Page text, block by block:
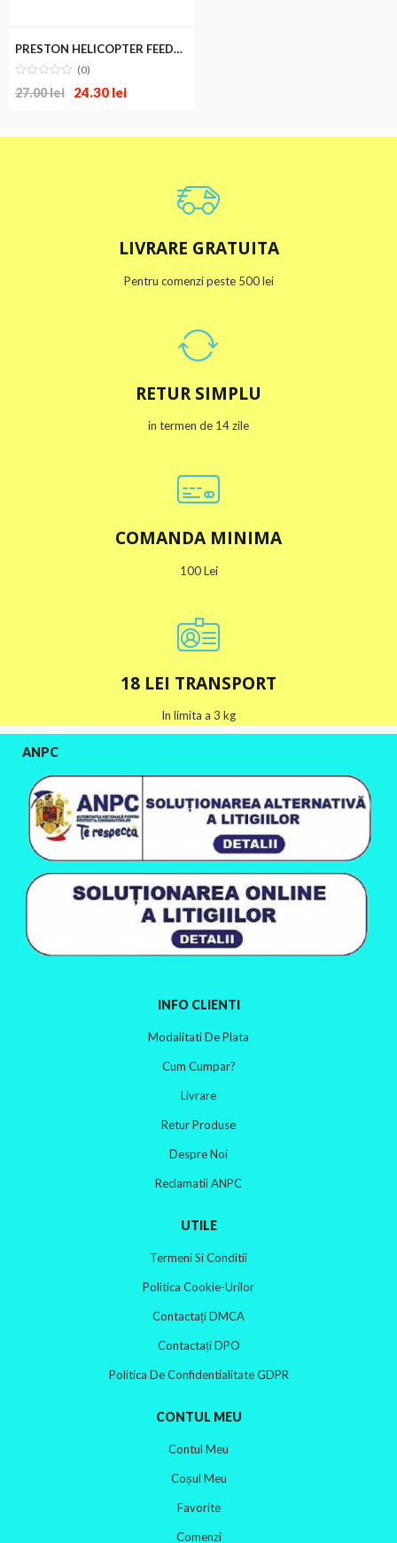
PRESTON HELICOPTER FEEDER RIGS
(0)
27.00lei 24.30 lei
LIVRARE GRATUITA
Pentru comenzi peste 500 lei
RETUR SIMPLU
in termen de 14 zile
COMANDA MINIMA
100 Lei
18 LEI TRANSPORT
In limita a 3 kg
ANPC
INFO CLIENTI
Modalitati De Plata
Cum Cumpar?
Livrare
Retur Produse
Despre Noi
Reclamatii ANPC
UTILE
Termeni Si Conditii
Politica Cookie-Urilor
Contactați DMCA
Contactați DPO
Politica De Confidentialitate GDPR
CONTUL MEU
Contul Meu
Coșul Meu
Favorite
Comenzi